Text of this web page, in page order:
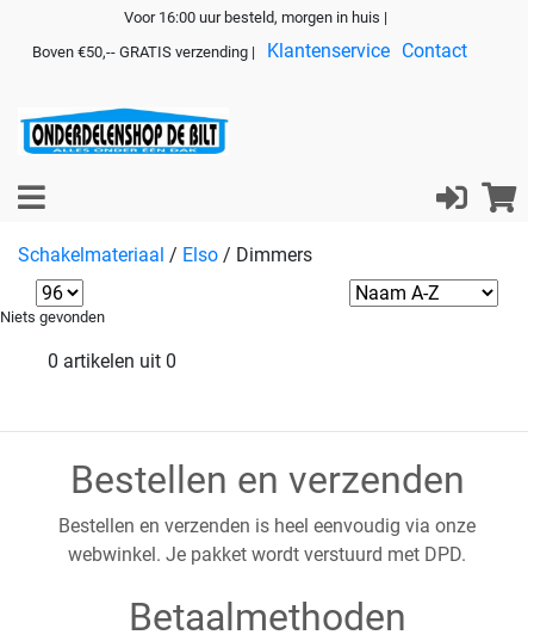
Voor 16:00 uur besteld, morgen in huis |
Boven €50,-- GRATIS verzending |
Klantenservice Contact
Schakelmateriaal / Elso / Dimmers
Niets gevonden
0 artikelen uit 0
Bestellen en verzenden
Bestellen en verzenden is heel eenvoudig via onze
webwinkel. Je pakket wordt verstuurd met DPD.
Betaalmethoden